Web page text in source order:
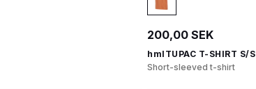
200,00 SEK
hmlTUPAC T-SHIRT S/S
Short-sleeved t-shirt